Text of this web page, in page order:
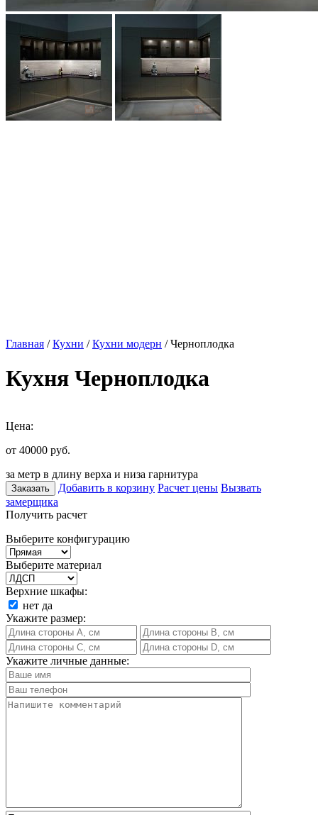
Главная /Кухни /Кухни модерн / Черноплодка
Кухня Черноплодка
Цена:
от 40000 руб.
за метр в длину верха и низа гарнитура
Заказать Добавить в корзину Расчет цены Вызвать
замерщика
Получить расчет
Выберите конфигурацию
Выберите материал
Верхние шкафы:
нет да
Укажите размер:
Укажите личные данные: